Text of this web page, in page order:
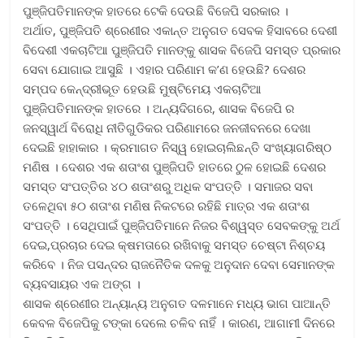
ପୁଞ୍ଜିପତିମାନଙ୍କ ହାତରେ ଟେକି ଦେଉଛି ବିଜେପି ସରକାର ।
ଅର୍ଥାତ, ପୁଞ୍ଜିପତି ଶ୍ରେଣୀର ଏକାନ୍ତ ଅନୁଗତ ସେବକ ହିସାବରେ ଦେଶୀ
ବିଦେଶୀ ଏକଚାଟିଆ ପୁଞ୍ଜିପତି ମାନଙ୍କୁ ଶାସକ ବିଜେପି ସମସ୍ତ ପ୍ରକାର
ସେବା ଯୋଗାଇ ଆସୁଛି । ଏହାର ପରିଣାମ କ’ଣ ହେଉଛି? ଦେଶର
ସମ୍ପଦ କେନ୍ଦ୍ରୀଭୂତ ହେଉଛି ମୁଷ୍ଟିମେୟ ଏକଚାଟିଆ
ପୁଞ୍ଜିପତିମାନଙ୍କ ହାତରେ । ଅନ୍ୟଦିଗରେ, ଶାସକ ବିଜେପି ର
ଜନସ୍ୱାର୍ଥ ବିରୋଧି ନୀତିଗୁଡିକର ପରିଣାମରେ ଜନଜୀବନରେ ଦେଖା
ଦେଇଛି ହାହାକାର । କ୍ରମାଗତ ନିସ୍ୱ ହୋଇଚାଲିଛନ୍ତି ସଂଖ୍ୟାଗରିଷ୍ଠ
ମଣିଷ । ଦେଶର ଏକ ଶତାଂଶ ପୁଞ୍ଜିପତି ହାତରେ ଠୁଳ ହୋଇଛି ଦେଶର
ସମସ୍ତ ସଂପତ୍ତିର ୪୦ ଶତାଂଶରୁ ଅଧିକ ସଂପତ୍ତି । ସମାଜର ସବା
ତଳେଥିବା ୫୦ ଶତାଂଶ ମଣିଷ ନିକଟରେ ରହିଛି ମାତ୍ର ଏକ ଶତାଂଶ
ସଂପତ୍ତି । ସେଥିପାଇଁ ପୁଞ୍ଜିପତିମାନେ ନିଜର ବିଶ୍ୱସ୍ତ ସେବକଙ୍କୁ ଅର୍ଥ
ଦେଇ,ପ୍ରଚାର ଦେଇ କ୍ଷମତାରେ ରଖିବାକୁ ସମସ୍ତ ଚେଷ୍ଟା ନିଶ୍ଚୟ
କରିବେ । ନିଜ ପସନ୍ଦର ରାଜନୈତିକ ଦଳକୁ ଅନୁଦାନ ଦେବା ସେମାନଙ୍କ
ବ୍ୟବସାୟର ଏକ ଅଙ୍ଗ ।
ଶାସକ ଶ୍ରେଣୀର ଅନ୍ୟାନ୍ୟ ଅନୁଗତ ଦଳମାନେ ମଧ୍ୟ ଭାଗ ପାଆନ୍ତି
କେବଳ ବିଜେପିକୁ ଟଙ୍କା ଦେଲେ ଚଳିବ ନାହିଁ । କାରଣ, ଆଗାମୀ ଦିନରେ